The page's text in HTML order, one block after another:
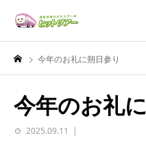
今年のお礼に朔日参り
今年のお礼
2025.09.11